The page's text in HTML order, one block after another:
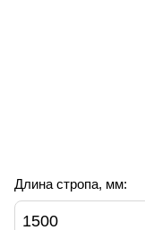
Длина стропа, мм:
1500